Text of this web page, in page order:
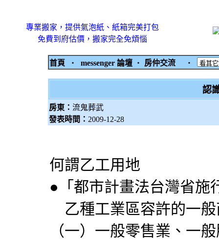
專業搬家，提供氣泡紙、紙箱完美打包
免費到府估價，搬家完全免煩惱
首頁 ‧ messenger 論壇 ‧ 房仲交流 ‧
認
房東： 流鬼葬武
發表時間： 2009-12-28
何謂乙工用地
●「都市計畫法台灣省施
乙種工業區容許的一
（一）一般零售業、一